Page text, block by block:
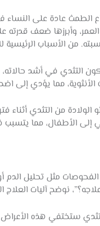
الطمث عادة على النساء
وأبرزها ضعف
من الأسباب
التثدي في أشد
الأنثوية، مما يؤدي
من التثدي
إلى الأطفال، مما
مثل تحليل الدم
نوضح آليات العلاج
ستختفي هذه